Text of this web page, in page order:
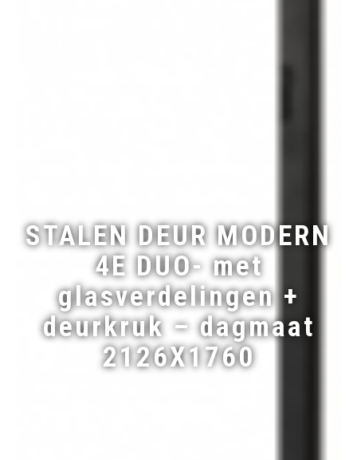
STALEN DEUR MODERN
4E DUO- met
glasverdelingen +
deurkruk – dagmaat
2126X1760